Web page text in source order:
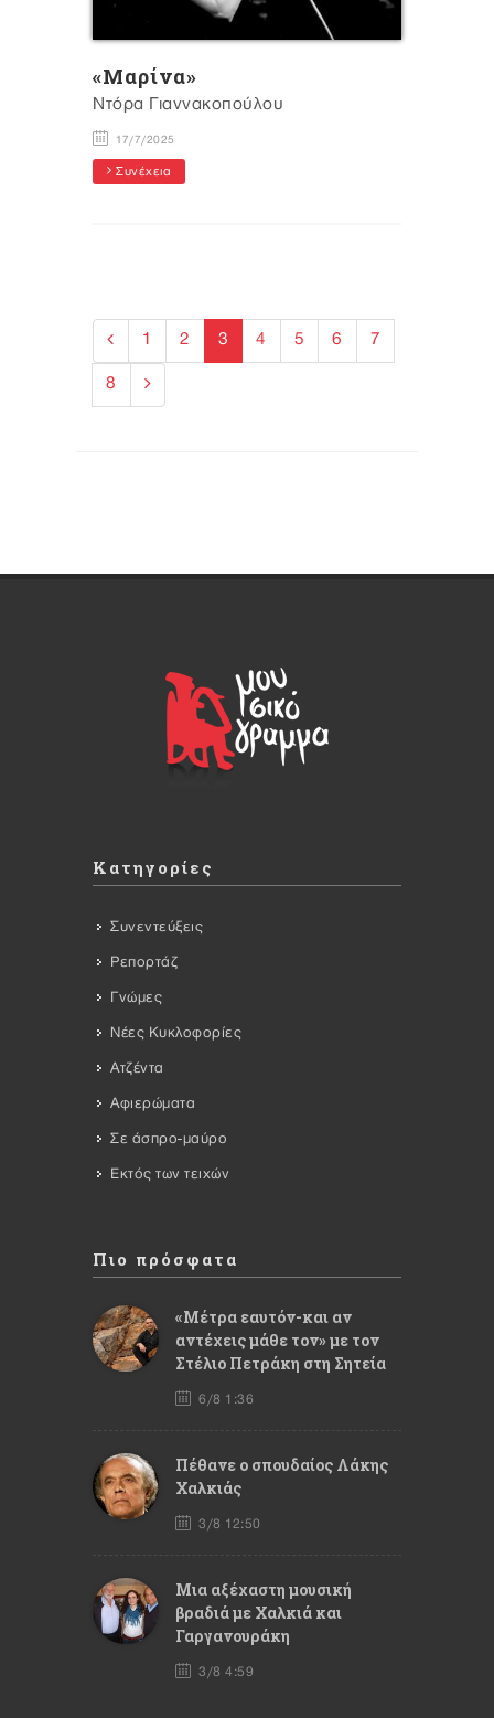
«Mαρίνα»
Ντόρα Γιαννακοπούλου
17/7/2025
Συνέχεια
1 2 3 4 5 6 7
8
Κατηγορίες
Συνεντεύξεις
Ρεπορτάζ
Γνώμες
Νέες Κυκλοφορίες
Ατζέντα
Αφιερώματα
Σε άσπρο-μαύρο
Εκτός των τειχών
Πιο πρόσφατα
«Μέτρα εαυτόν-και αν
αντέχεις μάθε τον» με τον
Στέλιο Πετράκη στη Σητεία
6/8 1:36
Πέθανε ο σπουδαίος Λάκης
Χαλκιάς
3/8 12:50
Mια αξέχαστη μουσική
βραδιά με Χαλκιά και
Γαργανουράκη
3/8 4:59